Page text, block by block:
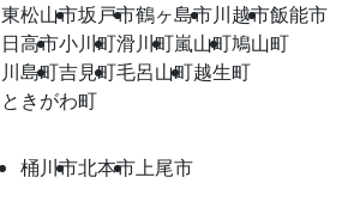
東松山市坂戸市鶴ヶ島市川越市飯能市
日高市小川町滑川町嵐山町鳩山町
川島町吉見町毛呂山町越生町
ときがわ町
桶川市北本市上尾市